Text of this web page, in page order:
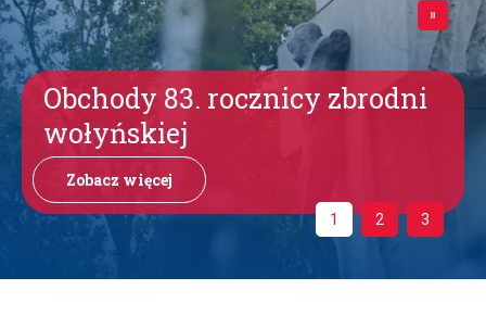
Obchody 83. rocznicy zbrodni
wołyńskiej
Zobacz więcej
1 2 3